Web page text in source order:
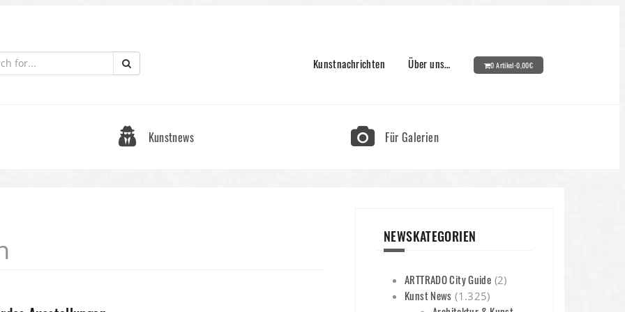
Kunstnachrichten Über uns… 0 Artikel-0,00€
Kunstnews Für Galerien
NEWSKATEGORIEN
ARTTRADO City Guide (2)
Kunst News (1.325)